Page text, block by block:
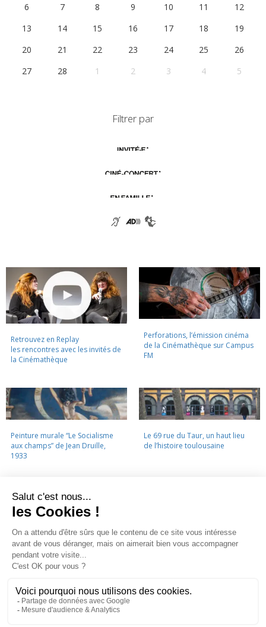
6
7 8 9 10 11
12
13
14 15 16 17 18
19
20
21 22 23 24 25
26
27
28 1 2 3 4 5
Filtrer par
Retrouvez en Replay
les rencontres avec les invités de
la Cinémathèque
Perforations, l’émission cinéma
de la Cinémathèque sur Campus
FM
Peinture murale “Le Socialisme
aux champs” de Jean Druille,
1933
Le 69 rue du Taur, un haut lieu
de l’histoire toulousaine
LA CINÉMATHÈQUE · CONTACTS · LETTRE D'INFORMATION ·
PARTENAIRES
MENTIONS LÉGALES
La Cinémathèque de Toulouse